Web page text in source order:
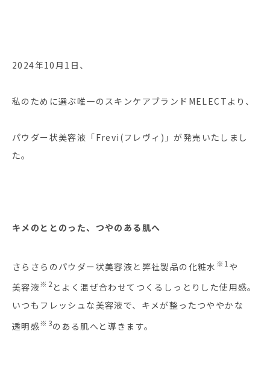
2024年10月1日、
私のために選ぶ唯一のスキンケアブランドMELECTより、
パウダー状美容液「Frevi(フレヴィ)」が発売いたしまし
た。
キメのととのった、つやのある肌へ
さらさらのパウダー状美容液と弊社製品の化粧水 ※1 や
美容液※2とよく混ぜ合わせてつくるしっとりした使用感。
いつもフレッシュな美容液で、キメが整ったつややかな
透明感※3のある肌へと導きます。